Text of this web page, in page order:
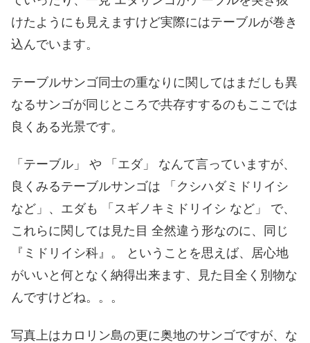
けたようにも見えますけど実際にはテーブルが巻き
込んでいます。
テーブルサンゴ同士の重なりに関してはまだしも異
なるサンゴが同じところで共存すするのもここでは
良くある光景です。
「テーブル」 や 「エダ」 なんて言っていますが、
良くみるテーブルサンゴは 「クシハダミドリイシ
など」、エダも 「スギノキミドリイシ など」 で、
これらに関しては見た目 全然違う形なのに、同じ
『ミドリイシ科』。 ということを思えば、居心地
がいいと何となく納得出来ます、見た目全く別物な
んですけどね。。。
写真上はカロリン島の更に奥地のサンゴですが、な